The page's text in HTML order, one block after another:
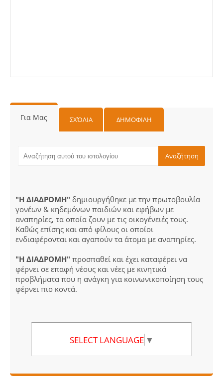
Για Μας ΣΧΌΛΙΑ ΔΗΜΟΦΙΛΗ
"Η ΔΙΑΔΡΟΜΗ" δημιουργήθηκε με την πρωτοβουλία
γονέων & κηδεμόνων παιδιών και εφήβων με
αναπηρίες, τα οποία ζουν με τις οικογένειές τους.
Καθώς επίσης και από φίλους οι οποίοι
ενδιαφέρονται και αγαπούν τα άτομα με αναπηρίες.
"Η ΔΙΑΔΡΟΜΗ" προσπαθεί και έχει καταφέρει να
φέρνει σε επαφή νέους και νέες με κινητικά
προβλήματα που η ανάγκη για κοινωνικοποίηση τους
φέρνει πιο κοντά.
SELECT LANGUAGE ▼